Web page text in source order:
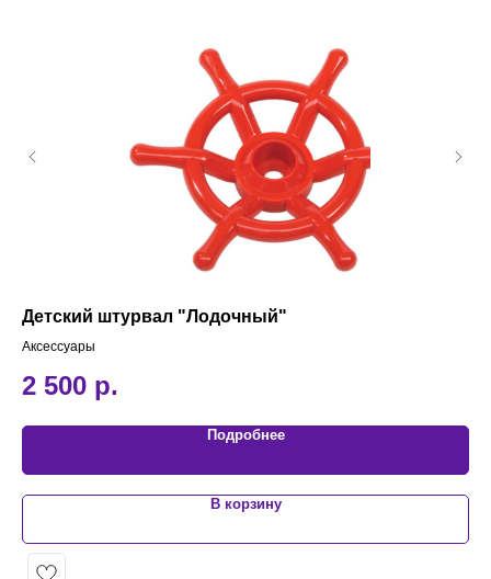
Детский штурвал "Лодочный"
Аксессуары
2 500 р.
Подробнее
В корзину